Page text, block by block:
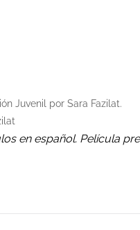
Juvenil por Sara Fazilat.
en español. Película